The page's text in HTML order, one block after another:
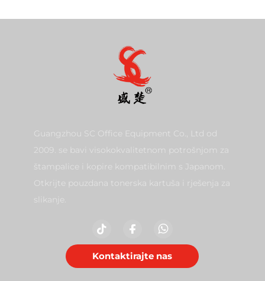
Guangzhou SC Office Equipment Co., Ltd od
2009. se bavi visokokvalitetnom potrošnjom za
štampalice i kopire kompatibilnim s Japanom.
Otkrijte pouzdana tonerska kartuša i rješenja za
slikanje.
Kontaktirajte nas